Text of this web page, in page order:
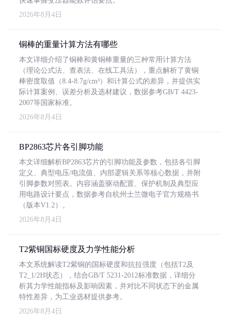
2026年8月4日
铜棒的重量计算方法有哪些
本文详细介绍了铜棒和黄铜棒重量的三种常用计算方法
（理论公式法、查表法、在线工具法），重点解析了黄铜
棒密度取值（8.4-8.7g/cm³）和计算公式的差异，并提供实
际计算案例、误差分析及选材建议，数据参考GB/T 4423-
2007等国家标准。
2026年8月4日
BP2863芯片各引脚功能
本文详细解析BP2863芯片的引脚功能及参数，包括各引脚
定义、典型电压/电流值、内部逻辑关系等核心数据，并附
引脚参数对照表。内容涵盖驱动配置、保护机制及典型应
用电路设计要点，数据参考自杭州士兰微电子官方规格书
（版本V1.2）。
2026年8月4日
T2紫铜国标硬度及力学性能分析
本文系统解读T2紫铜的国标硬度和抗拉强度（包括T2及
T2_1/2H状态），结合GB/T 5231-2012标准数据，详细分
析其力学性能指标及影响因素，并对比不同状态下的金属
特性差异，为工业选材提供参考。
2026年8月4日